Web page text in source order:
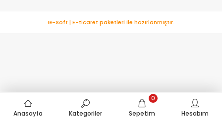
Anasayfa Kategoriler Sepetim
0
Hesabım
G-Soft | E-ticaret paketleri ile hazırlanmıştır.